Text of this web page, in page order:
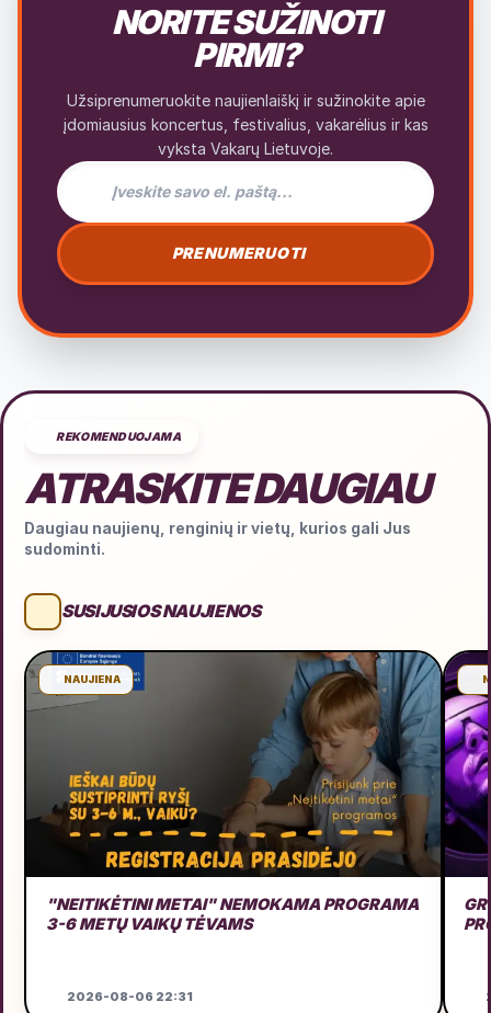
NORITE SUŽINOTI
PIRMI?
Užsiprenumeruokite naujienlaiškį ir sužinokite apie
įdomiausius koncertus, festivalius, vakarėlius ir kas
vyksta Vakarų Lietuvoje.
El. pašto adresas naujienlaiškiui
PRENUMERUOTI
REKOMENDUOJAMA
ATRASKITE DAUGIAU
Daugiau naujienų, renginių ir vietų, kurios gali Jus
sudominti.
SUSIJUSIOS NAUJIENOS
NAUJIENA
"NEITIKĖTINI METAI" NEMOKAMA PROGRAMA
3-6 METŲ VAIKŲ TĖVAMS
2026-08-06 22:31